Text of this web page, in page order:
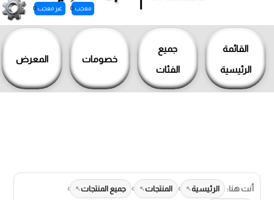
القائمة
الرئيسية
جميع
الفئات
خصومات المعرض
معجب 0 غير معجب 0
تخطي
أنت هنا: الرئيسية › المنتجات › جميع المنتجات ›